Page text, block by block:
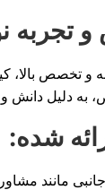
و تخصص
به دلیل دانش
مانند